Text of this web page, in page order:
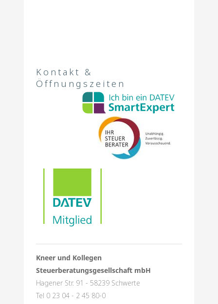
Kontakt &
Öffnungszeiten
Kneer und Kollegen
Steuerberatungsgesellschaft mbH
Hagener Str. 91 - 58239 Schwerte
Tel 0 23 04 - 2 45 80-0